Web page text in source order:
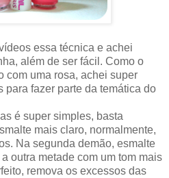
essa técnica e achei
além de ser fácil. Como o
com uma rosa, achei super
para fazer parte da temática do
é super simples, basta
mais claro, normalmente,
Na segunda demão, esmalte
outra metade com um tom mais
remova os excessos das